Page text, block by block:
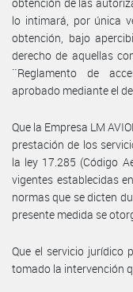
lo intimará, por única
obtención, bajo
derecho de aquellas
¨Reglamento de
aprobado mediante el
Que la Empresa LM
prestación de los
la ley 17.285 (Código
vigentes establecidas
normas que se dicten
presente medida se
Que el servicio jurídico
tomado la intervención